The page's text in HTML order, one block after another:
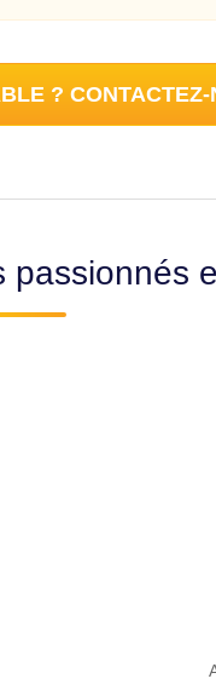
? CONTACTEZ-
passionnés